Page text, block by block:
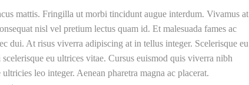
mattis. Fringilla ut morbi tincidunt augue interdum. Vivamus at
nisl vel pretium lectus quam id. Et malesuada fames ac
dui. At risus viverra adipiscing at in tellus integer. Scelerisque eu
eu ultrices vitae. Cursus euismod quis viverra nibh
leo integer. Aenean pharetra magna ac placerat.